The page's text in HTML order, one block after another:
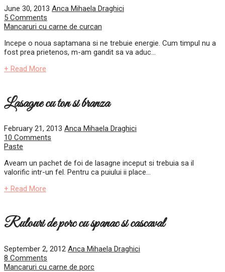
June 30, 2013 Anca Mihaela Draghici
5 Comments
Mancaruri cu carne de curcan
Incepe o noua saptamana si ne trebuie energie. Cum timpul nu a
fost prea prietenos, m-am gandit sa va aduc...
+ Read More
Lasagne cu ton si branza
February 21, 2013 Anca Mihaela Draghici
10 Comments
Paste
Aveam un pachet de foi de lasagne inceput si trebuia sa il
valorific intr-un fel. Pentru ca puiului ii place...
+ Read More
Rulouri de porc cu spanac si cascaval
September 2, 2012 Anca Mihaela Draghici
8 Comments
Mancaruri cu carne de porc